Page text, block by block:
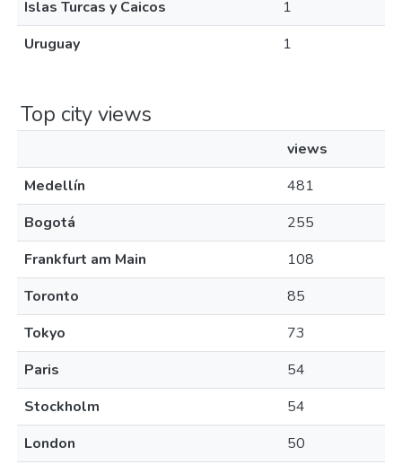
Islas Turcas y Caicos
1
Uruguay
1
Top city views
views
Medellín
481
Bogotá
255
Frankfurt am Main
108
Toronto
85
Tokyo
73
Paris
54
Stockholm
54
London
50